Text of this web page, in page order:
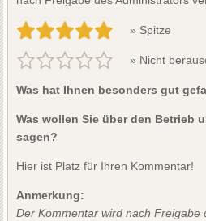
» Spitze
» Nicht
Was hat Ihnen besonders gut
Was wollen Sie über den Betrieb
sagen?
Hier ist Platz für Ihren Kommentar!
Anmerkung:
Der Kommentar wird nach Freigabe